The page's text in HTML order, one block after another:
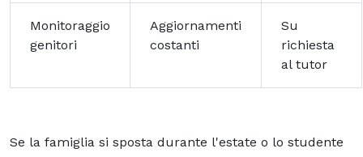
Monitoraggio
genitori
Aggiornamenti
costanti
Su
richiesta
al tutor
Se la famiglia si sposta durante l'estate o lo studente